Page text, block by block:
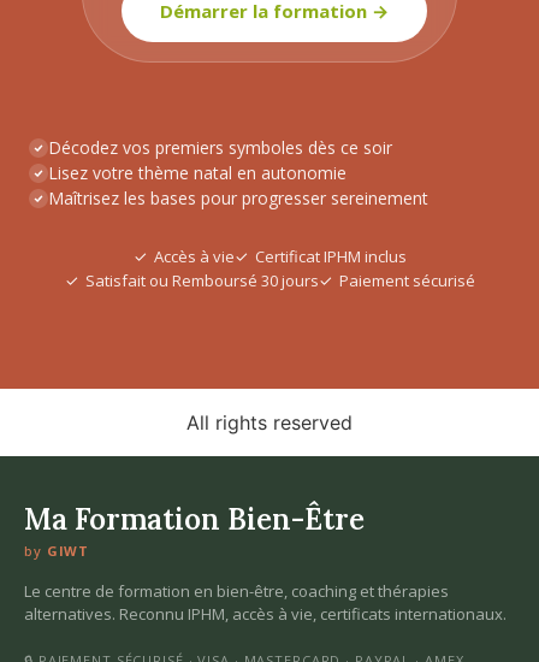
Démarrer la formation →
Décodez vos premiers symboles dès ce soir
Lisez votre thème natal en autonomie
Maîtrisez les bases pour progresser sereinement
Accès à vie
Certificat IPHM inclus
Satisfait ou Remboursé 30 jours
Paiement sécurisé
All rights reserved
Ma Formation Bien-Être
by GIWT
Le centre de formation en bien-être, coaching et thérapies
alternatives. Reconnu IPHM, accès à vie, certificats internationaux.